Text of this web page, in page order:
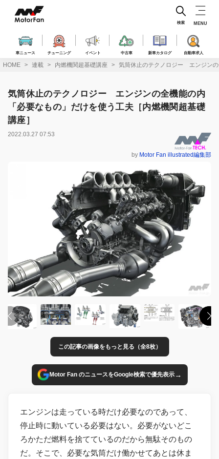
ス
車ニュース チューニング イベント 中古車 新車カタログ 自動車求人
検索 MENU
HOME 連載 内燃機関超基礎講座 気筒休止のテクノロジー エンジン
気筒休止のテクノロジー エンジンの全機能の内
「必要なもの」だけを使う工夫［内燃機関超基礎
講座］
2022.03.27 07:53
by Motor Fan illustrated編集部
この記事の画像をもっと見る（全8枚）
Motor Fan のニュースをGoogle検索で優先表示→
エンジンは走っている時だけ必要なのであって、
停止時に動いている必要はない。必要がないどこ
ろかただ燃料を捨てているのだから無駄そのもの
だ。そこで、必要な気筒だけ働かせてあとは休ま